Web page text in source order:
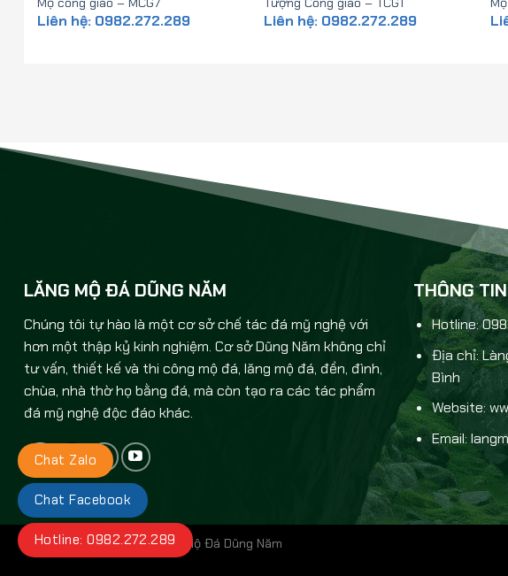
Liên hệ: 0982.272.289 Liên hệ: 0982.272.289
LĂNG MỘ ĐÁ DŨNG NĂM
Chúng tôi tự hào là một cơ sở chế tác đá mỹ nghệ với
hơn một thập kỷ kinh nghiệm. Cơ sở Dũng Năm không chỉ
tư vấn, thiết kế và thi công mộ đá, lăng mộ đá, đền, đình,
chùa, nhà thờ họ bằng đá, mà còn tạo ra các tác phẩm
đá mỹ nghệ độc đáo khác.
THÔNG
Hotline:
Địa chỉ:
Bình
Website:
Email:
©Bản quyền thuộc về Lăng Mộ Đá Dũng Năm
Chat Zalo
Chat Facebook
Hotline: 0982.272.289